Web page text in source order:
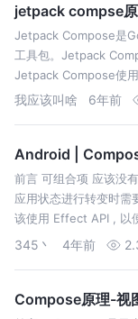
jetpack compse
Jetpack Compose是
工具包。Jetpack
Jetpack Compose使用
简化并加速了An…
我应该叫啥 6年前
Android |
前言 可组合项 应该没
应用状态进行转变时需
该使用 Effect API , 以
这些附带效应
345丶 4年前
Compose原理-视